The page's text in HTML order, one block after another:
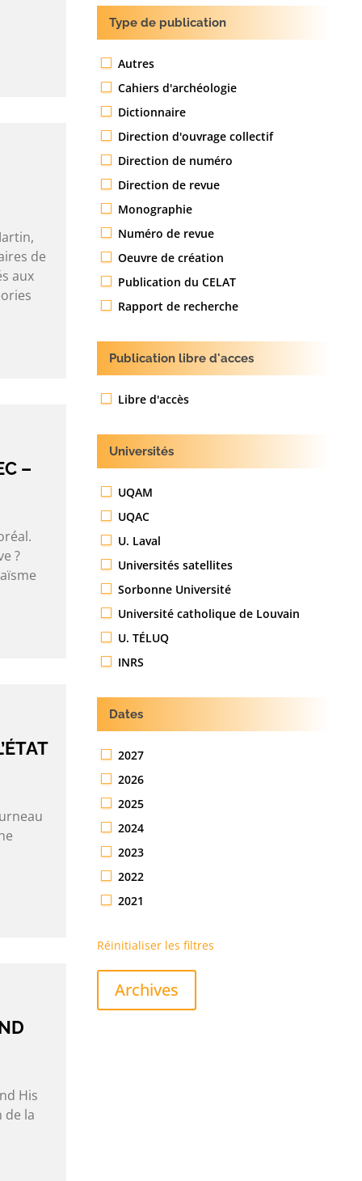
de
aux
–
?
His
de la
Type de publication
Autres
Cahiers d'archéologie
Dictionnaire
Direction d'ouvrage collectif
Direction de numéro
Direction de revue
Monographie
Numéro de revue
Oeuvre de création
Publication du CELAT
Rapport de recherche
Publication libre d'acces
Libre d'accès
Universités
UQAM
UQAC
U. Laval
Universités satellites
Sorbonne Université
Université catholique de Louvain
U. TÉLUQ
INRS
Dates
2027
2026
2025
2024
2023
2022
2021
Réinitialiser les filtres
Archives